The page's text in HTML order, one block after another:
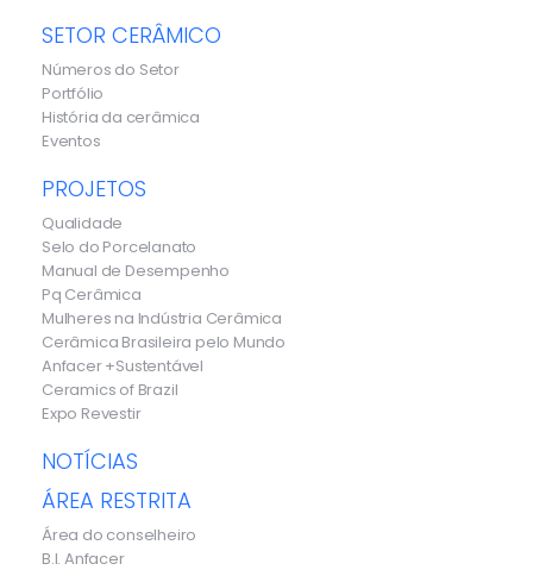
SETOR CERÂMICO
Números do Setor
Portfólio
História da cerâmica
Eventos
PROJETOS
Qualidade
Selo do Porcelanato
Manual de Desempenho
Pq Cerâmica
Mulheres na Indústria Cerâmica
Cerâmica Brasileira pelo Mundo
Anfacer +Sustentável
Ceramics of Brazil
Expo Revestir
NOTÍCIAS
ÁREA RESTRITA
Área do conselheiro
B.I. Anfacer